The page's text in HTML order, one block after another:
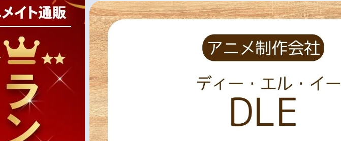
マンガ・ラノベ ゲーム・アプリ 音楽 コスプレ
最新記事一覧
声優記事一覧
アニメ映画一覧
実写化映画一覧
男性声優/女性声優一覧